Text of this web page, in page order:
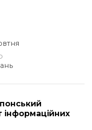
інформаційних